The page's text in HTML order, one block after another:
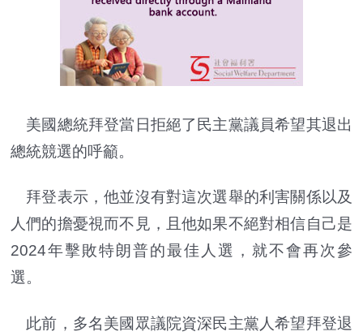
美國總統拜登當日拒絕了民主黨議員希望其退出
總統競選的呼籲。
拜登表示，他並沒有對這次選舉的利害關係以及
人們的擔憂視而不見，且他如果不絕對相信自己是
2024年擊敗特朗普的最佳人選，就不會再次參
選。
此前，多名美國眾議院資深民主黨人希望拜登退